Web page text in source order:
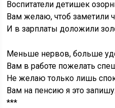
Воспитатели детишек
Вам желаю, чтоб заметили
И в зарплаты доложили
Меньше нервов, больше
Вам в работе пожелать
Не желаю только лишь
Вам на пенсию я это запишу.
***